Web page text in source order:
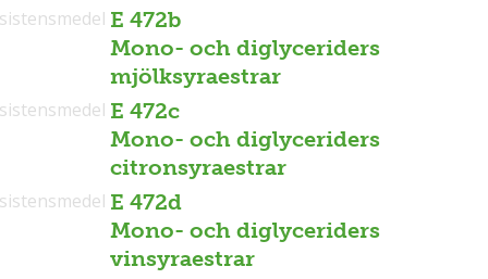
E 472b
Mono- och diglyceriders
mjölksyraestrar
E 472c
Mono- och diglyceriders
citronsyraestrar
E 472d
Mono- och diglyceriders
vinsyraestrar